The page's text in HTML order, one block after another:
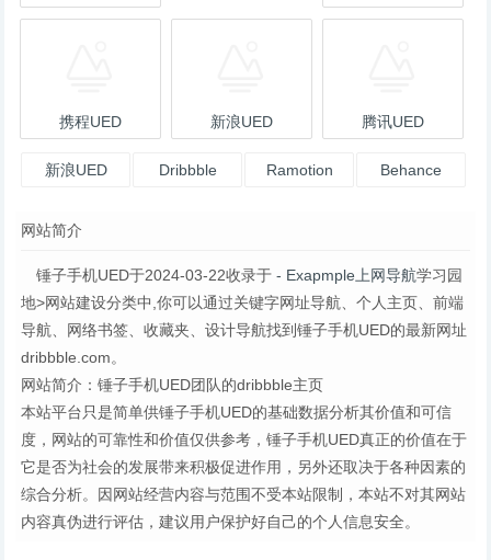
携程UED 新浪UED 腾讯UED
新浪UED Dribbble Ramotion
Behance
网站简介
锤子手机UED于2024-03-22收录于 - Exapmple上网导航学习园
地>网站建设分类中,你可以通过关键字网址导航、个人主页、前端
导航、网络书签、收藏夹、设计导航找到锤子手机UED的最新网址
dribbble.com。
网站简介：锤子手机UED团队的dribbble主页
本站平台只是简单供锤子手机UED的基础数据分析其价值和可信
度，网站的可靠性和价值仅供参考，锤子手机UED真正的价值在于
它是否为社会的发展带来积极促进作用，另外还取决于各种因素的
综合分析。因网站经营内容与范围不受本站限制，本站不对其网站
内容真伪进行评估，建议用户保护好自己的个人信息安全。